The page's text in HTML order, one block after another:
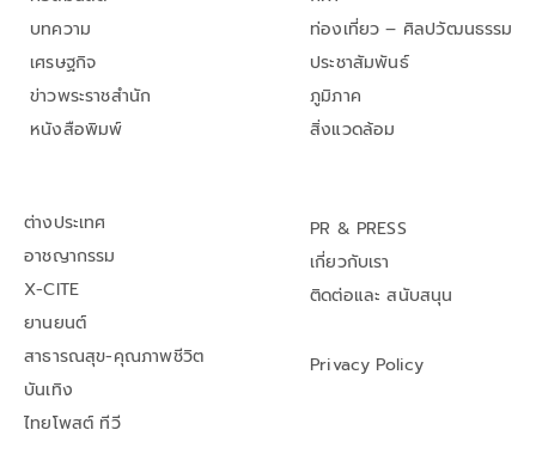
บทความ
เศรษฐกิจ
ข่าวพระราชสำนัก
หนังสือพิมพ์
ท่องเที่ยว – ศิลปวัฒนธรรม
ประชาสัมพันธ์
ภูมิภาค
สิ่งแวดล้อม
ต่างประเทศ
อาชญากรรม
X-CITE
ยานยนต์
สาธารณสุข-คุณภาพชีวิต
บันเทิง
ไทยโพสต์ ทีวี
PR & PRESS
เกี่ยวกับเรา
ติดต่อและ สนับสนุน
Privacy Policy